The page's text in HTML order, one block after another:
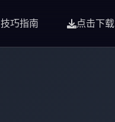
技巧指南 点击下载